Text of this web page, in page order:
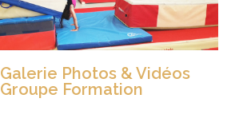
Galerie Photos & Vidéos
Groupe Formation